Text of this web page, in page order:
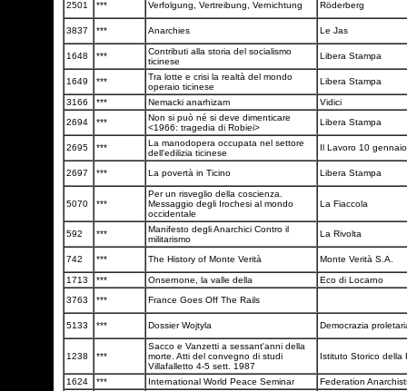
2501 *** Verfolgung, Vertreibung, Vernichtung Röderberg
3837 *** Anarchies Le Jas
1648 ***
Contributi alla storia del socialismo
ticinese
Libera Stampa
1649 ***
Tra lotte e crisi la realtà del mondo
operaio ticinese
Libera Stampa
3166 *** Nemacki anarhizam
Vidici
2694
***
Non si può né si deve dimenticare
<1966: tragedia di Robiei>
Libera Stampa
2695 ***
La manodopera occupata nel settore
dell'edilizia ticinese
Il Lavoro 10
2697 *** La povertà in Ticino Libera Stampa
5070 ***
Per un risveglio della coscienza.
Messaggio degli Irochesi al mondo
occidentale
La Fiaccola
592 ***
Manifesto degli Anarchici Contro il
militarismo
La Rivolta
742 *** The History of Monte Verità Monte Verità S.A.
1713 *** Onsernone, la valle della
Eco di Locarno
3763
*** France Goes Off The Rails
5133 *** Dossier Wojtyla Democrazia
1238 ***
Sacco e Vanzetti a sessant'anni della
morte. Atti del convegno di studi
Villafalletto 4-5 sett. 1987
Istituto Storico della
1624 *** International World Peace Seminar Federation